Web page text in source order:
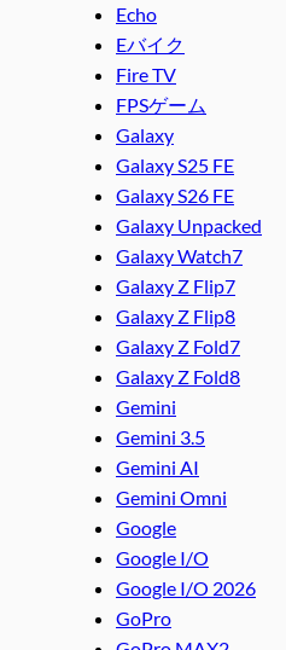
Echo
Eバイク
Fire TV
FPSゲーム
Galaxy
Galaxy S25 FE
Galaxy S26 FE
Galaxy Unpacked
Galaxy Watch7
Galaxy Z Flip7
Galaxy Z Flip8
Galaxy Z Fold7
Galaxy Z Fold8
Gemini
Gemini 3.5
Gemini AI
Gemini Omni
Google
Google I/O
Google I/O 2026
GoPro